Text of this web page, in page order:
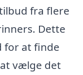
fra flere
Dette
for at finde
vælge det